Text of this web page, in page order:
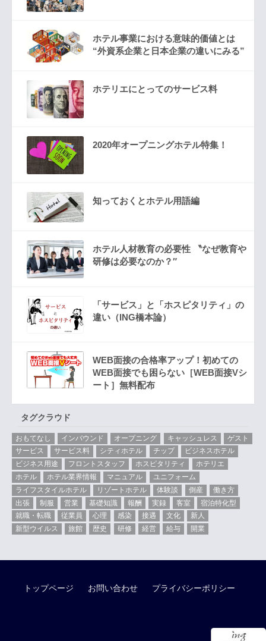
ホテル事業における意味的価値とは
“外資系企業と日本企業の違いにみる”
ホテリエにとってのサービス料
2020年オープニングホテル特集！
知っておくとホテル用語編
ホテル人材教育の必要性 〝なぜ教育や
研修は必要なのか？″
「サービス」と「ホスピタリティ」の
違い（ING橋本論）
WEB面接の合格率アップ！初めての
WEB面接でも困らない［WEB面接Vシ
ート］無料配布
タグクラウド
おもてなし インバウンド オープニング キャッシュレス
ゲスト
サービス
サービス料 シティホテル チップ
ビジネスホテル
ビジネス用途
フロントスタッフ ホスピタリティ
ホテリエ
ホテル
ホテル業界情報 マニュアル
ユニフォーム
ライフスタイルホテル
リゾートホテル 体験談 倒産
働き方
出張
制服 営業 基礎知識 報酬 実録 客室
宿泊特化型
就職・転職
従業員 心理 感染 接遇 文化
新人
新型ウイルス
旅館 歴史 研修 経営 給与 開業
トップページ お問い合わせ プライバシーポリシー